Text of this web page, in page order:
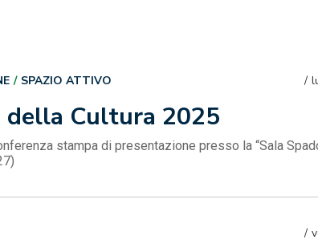
della Cultura 2025
SPAZIO ATTIVO
stampa di presentazione presso la “Sala